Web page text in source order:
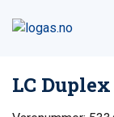
LC